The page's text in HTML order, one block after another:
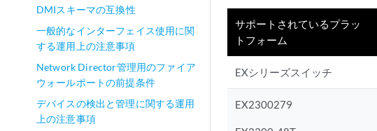
DMIスキーマの互換性
一般的なインターフェイス使用に関
する運用上の注意事項
Network Director管理用のファイア
ウォールポートの前提条件
デバイスの検出と管理に関する運用
上の注意事項
サポートされているプラッ
トフォーム
EXシリーズスイッチ
EX2300279